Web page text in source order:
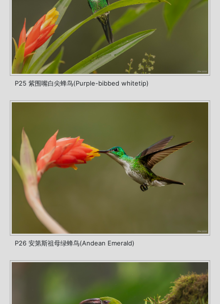
P25 紫围嘴白尖蜂鸟(Purple-bibbed whitetip)
P26 安第斯祖母绿蜂鸟(Andean Emerald)